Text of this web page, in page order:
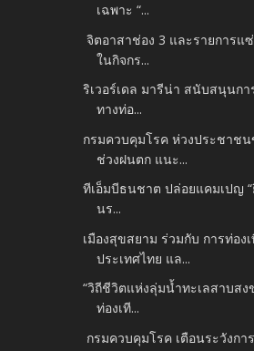
เฉพาะ “...
จิตอาสาช่อง 3 และรายการแ
ในกิจกร...
ริเวอร์เดล มารีน่า สนับสนุนกา
ทางท่อ...
กรมควบคุมโรค ห่วงประชาช
ช่วงฝนตก แนะ...
ทีเอ็มบีธนชาต ปล่อยแคมเปญ
นร...
เมืองสุขสยาม ร่วมกับ การท่อง
ประเทศไทย แล...
“วิถีชีวิตแห่งลุ่มน้ำทะเลสาบส
ท่องเที...
กรมควบคุมโรค เตือนระวังกา